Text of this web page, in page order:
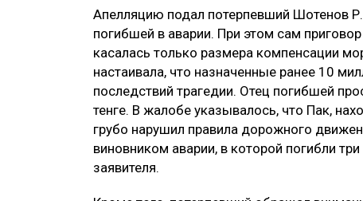
Апелляцию подал потерпевший Шотенов
погибшей в аварии. При этом сам
касалась только размера компенсации
настаивала, что назначенные ранее 10
последствий трагедии. Отец погибшей
тенге. В жалобе указывалось, что Пак,
грубо нарушил правила дорожного
виновником аварии, в которой погибли
заявителя.